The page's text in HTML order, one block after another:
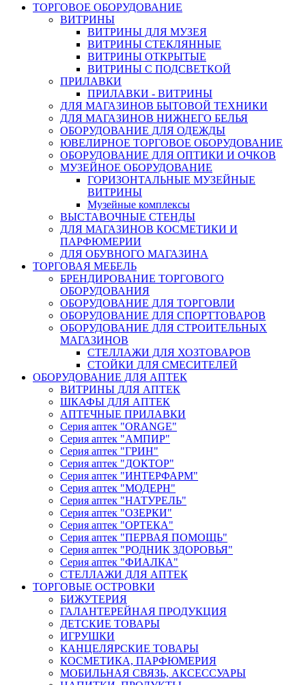
ТОРГОВОЕ ОБОРУДОВАНИЕ
ВИТРИНЫ
ВИТРИНЫ ДЛЯ МУЗЕЯ
ВИТРИНЫ СТЕКЛЯННЫЕ
ВИТРИНЫ ОТКРЫТЫЕ
ВИТРИНЫ С ПОДСВЕТКОЙ
ПРИЛАВКИ
ПРИЛАВКИ - ВИТРИНЫ
ДЛЯ МАГАЗИНОВ БЫТОВОЙ ТЕХНИКИ
ДЛЯ МАГАЗИНОВ НИЖНЕГО БЕЛЬЯ
ОБОРУДОВАНИЕ ДЛЯ ОДЕЖДЫ
ЮВЕЛИРНОЕ ТОРГОВОЕ ОБОРУДОВАНИЕ
ОБОРУДОВАНИЕ ДЛЯ ОПТИКИ И ОЧКОВ
МУЗЕЙНОЕ ОБОРУДОВАНИЕ
ГОРИЗОНТАЛЬНЫЕ МУЗЕЙНЫЕ
ВИТРИНЫ
Музейные комплексы
ВЫСТАВОЧНЫЕ СТЕНДЫ
ДЛЯ МАГАЗИНОВ КОСМЕТИКИ И
ПАРФЮМЕРИИ
ДЛЯ ОБУВНОГО МАГАЗИНА
ТОРГОВАЯ МЕБЕЛЬ
БРЕНДИРОВАНИЕ ТОРГОВОГО
ОБОРУДОВАНИЯ
ОБОРУДОВАНИЕ ДЛЯ ТОРГОВЛИ
ОБОРУДОВАНИЕ ДЛЯ СПОРТТОВАРОВ
ОБОРУДОВАНИЕ ДЛЯ СТРОИТЕЛЬНЫХ
МАГАЗИНОВ
СТЕЛЛАЖИ ДЛЯ ХОЗТОВАРОВ
СТОЙКИ ДЛЯ СМЕСИТЕЛЕЙ
ОБОРУДОВАНИЕ ДЛЯ АПТЕК
ВИТРИНЫ ДЛЯ АПТЕК
ШКАФЫ ДЛЯ АПТЕК
АПТЕЧНЫЕ ПРИЛАВКИ
Серия аптек "ORANGE"
Серия аптек "АМПИР"
Серия аптек "ГРИН"
Серия аптек "ДОКТОР"
Серия аптек "ИНТЕРФАРМ"
Серия аптек "МОДЕРН"
Серия аптек "НАТУРЕЛЬ"
Серия аптек "ОЗЕРКИ"
Серия аптек "ОРТЕКА"
Серия аптек "ПЕРВАЯ ПОМОЩЬ"
Серия аптек "РОДНИК ЗДОРОВЬЯ"
Серия аптек "ФИАЛКА"
СТЕЛЛАЖИ ДЛЯ АПТЕК
ТОРГОВЫЕ ОСТРОВКИ
БИЖУТЕРИЯ
ГАЛАНТЕРЕЙНАЯ ПРОДУКЦИЯ
ДЕТСКИЕ ТОВАРЫ
ИГРУШКИ
КАНЦЕЛЯРСКИЕ ТОВАРЫ
КОСМЕТИКА, ПАРФЮМЕРИЯ
МОБИЛЬНАЯ СВЯЗЬ, АКСЕССУАРЫ